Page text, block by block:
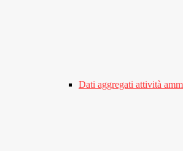
Dati aggregati attività